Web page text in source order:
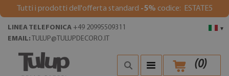
Tutti i prodotti dell'offerta standard -5% codice: ESTATE5
▾
LINEA TELEFONICA +49 20995509311
EMAIL: TULUP@TULUPDECORO.IT
(0)